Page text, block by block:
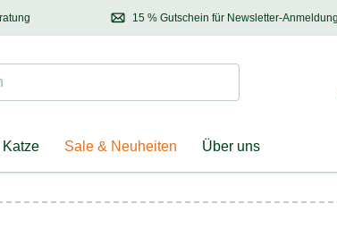
15 % Gutschein für Newsletter-Anmeldung
Entdecken Sie
unsere
Ernährungsberatung:
Suchen
Katze Sale & Neuheiten Über uns